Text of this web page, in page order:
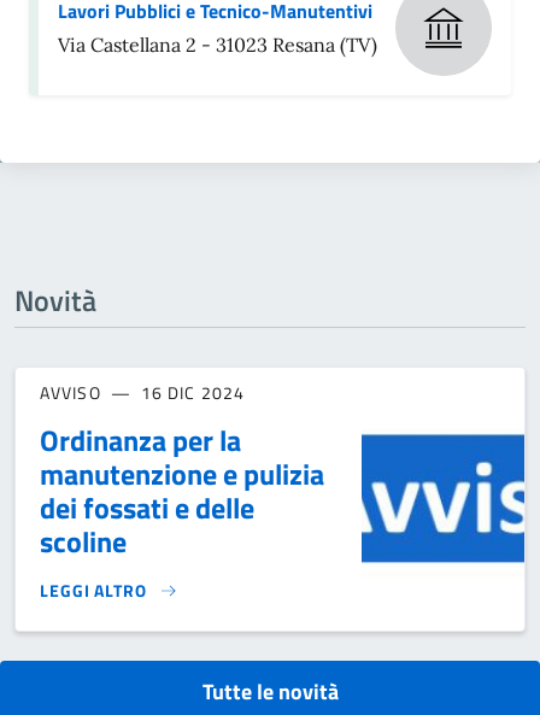
Lavori Pubblici e Tecnico-Manutentivi
Via Castellana 2 - 31023 Resana (TV)
Novità
AVVISO 16 DIC 2024
Ordinanza per la
manutenzione e pulizia
dei fossati e delle
scoline
LEGGI ALTRO
ORDINANZA PER LA MANUTENZIONE E PULIZIA DEI FOSSATI
Tutte le novità